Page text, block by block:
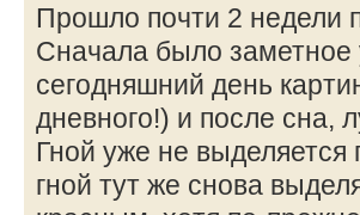
Прошло почти 2 недели
Сначала было
сегодняшний день
дневного!) и после сна,
Гной уже не
гной тут же снова